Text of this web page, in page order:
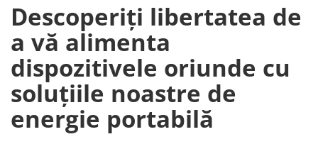
Descoperiți libertatea de
a vă alimenta
dispozitivele oriunde cu
soluțiile noastre de
energie portabilă